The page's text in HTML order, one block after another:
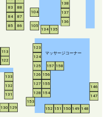
マッサージコーナー
83
84
85 86
87
88
104
105
113
122
123
124
125
126
127
128
129
130
131
132
133
134 135
136
137
138
146
147
148
149
150
151
152
153
154
155
156
157 158